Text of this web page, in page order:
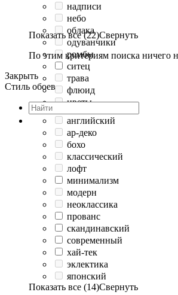
надписи
небо
облака
одуванчики
ромбы
ситец
трава
флюид
цветы
Показать все (22)Свернуть
По этим критериям поиска ничего
Закрыть
Стиль обоев
английский
ар-деко
бохо
классический
лофт
минимализм
модерн
неоклассика
прованс
скандинавский
современный
хай-тек
эклектика
японский
Показать все (14)Свернуть